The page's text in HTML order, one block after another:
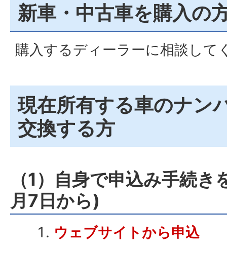
新車・中古車を購入の
購入するディーラーに相談して
現在所有する車のナン
交換する方
（1）自身で申込み手続
月7日から)
ウェブサイトから申込